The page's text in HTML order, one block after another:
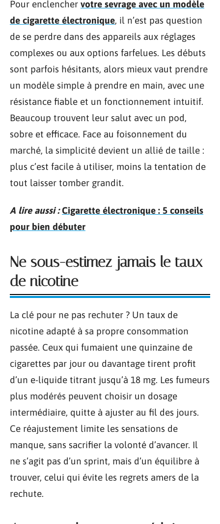
Pour enclencher votre sevrage avec un modèle
de cigarette électronique, il n’est pas question
de se perdre dans des appareils aux réglages
complexes ou aux options farfelues. Les débuts
sont parfois hésitants, alors mieux vaut prendre
un modèle simple à prendre en main, avec une
résistance fiable et un fonctionnement intuitif.
Beaucoup trouvent leur salut avec un pod,
sobre et efficace. Face au foisonnement du
marché, la simplicité devient un allié de taille :
plus c’est facile à utiliser, moins la tentation de
tout laisser tomber grandit.
A lire aussi : Cigarette électronique : 5 conseils
pour bien débuter
Ne sous-estimez jamais le taux
de nicotine
La clé pour ne pas rechuter ? Un taux de
nicotine adapté à sa propre consommation
passée. Ceux qui fumaient une quinzaine de
cigarettes par jour ou davantage tirent profit
d’un e-liquide titrant jusqu’à 18 mg. Les fumeurs
plus modérés peuvent choisir un dosage
intermédiaire, quitte à ajuster au fil des jours.
Ce réajustement limite les sensations de
manque, sans sacrifier la volonté d’avancer. Il
ne s’agit pas d’un sprint, mais d’un équilibre à
trouver, celui qui évite les regrets amers de la
rechute.